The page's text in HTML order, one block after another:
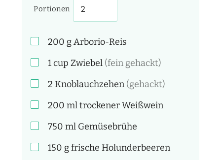
Portionen
200 gArborio-Reis
1cup Zwiebel (fein gehackt)
2 Knoblauchzehen (gehackt)
200 mltrockener Weißwein
750 ml Gemüsebrühe
150 gfrische Holunderbeeren